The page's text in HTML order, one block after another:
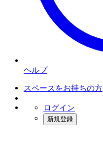
ヘルプ
スペースをお持ちの方
ログイン
新規登録